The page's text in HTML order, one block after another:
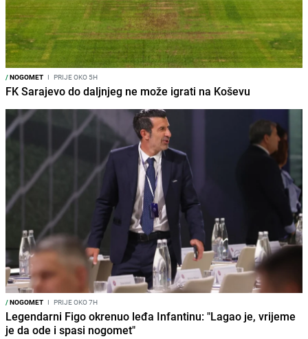
/NOGOMET I PRIJE OKO 5H
FK Sarajevo do daljnjeg ne može igrati na Koševu
/NOGOMET I PRIJE OKO 7H
Legendarni Figo okrenuo leđa Infantinu: "Lagao je, vrijeme
je da ode i spasi nogomet"